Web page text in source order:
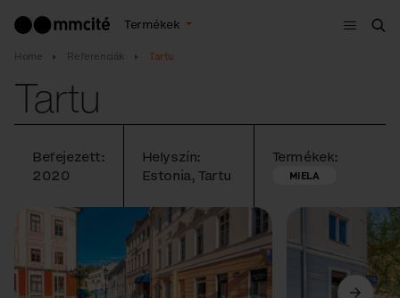
Termékek
Menü
Home Referenciák Tartu
Tartu
Befejezett:
2020
Helyszín:
Estonia, Tartu
Termékek:
MIELA